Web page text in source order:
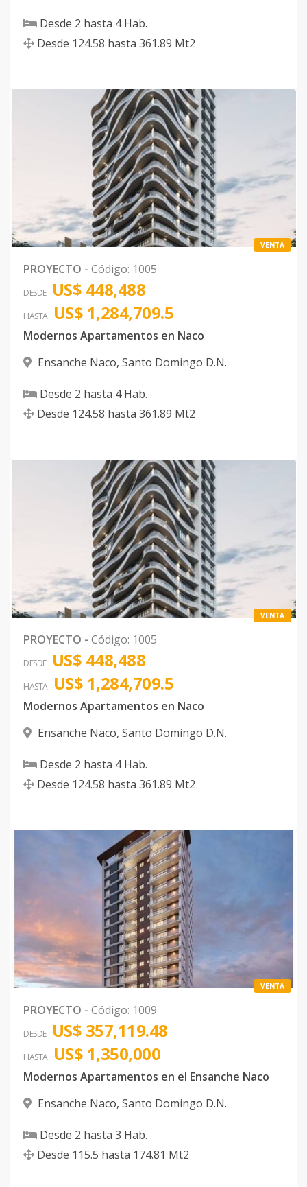
Desde 2 hasta 4Hab.
Desde 124.58 hasta 361.89 Mt2
VENTA
PROYECTO - Código: 1005
DESDE US$ 448,488
HASTA US$ 1,284,709.5
Modernos Apartamentos en Naco
Ensanche Naco, Santo Domingo D.N.
Desde 2 hasta 4Hab.
Desde 124.58 hasta 361.89 Mt2
VENTA
PROYECTO - Código: 1005
DESDE US$ 448,488
HASTA US$ 1,284,709.5
Modernos Apartamentos en Naco
Ensanche Naco, Santo Domingo D.N.
Desde 2 hasta 4Hab.
Desde 124.58 hasta 361.89 Mt2
VENTA
PROYECTO - Código: 1009
DESDE US$ 357,119.48
HASTA US$ 1,350,000
Modernos Apartamentos en el Ensanche Naco
Ensanche Naco, Santo Domingo D.N.
Desde 2 hasta 3 Hab.
Desde 115.5 hasta 174.81 Mt2